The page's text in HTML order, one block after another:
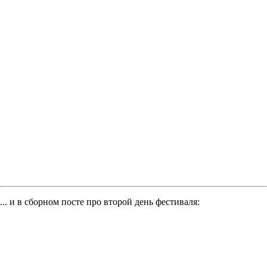
... и в сборном посте про второй день фестиваля: